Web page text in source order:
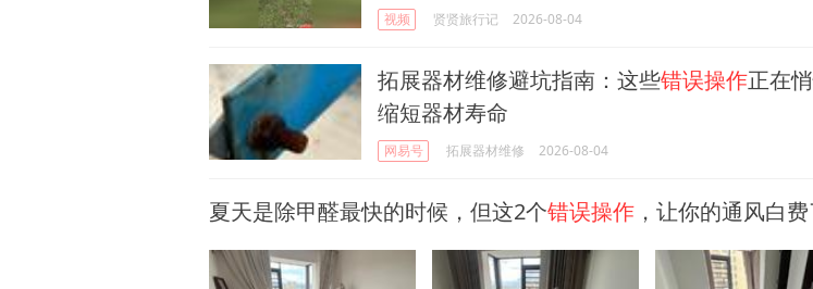
视频 贤贤旅行记 2026-08-04
拓展器材维修避坑指南：这些错误操作正在
缩短器材寿命
网易号 拓展器材维修 2026-08-04
夏天是除甲醛最快的时候，但这2个错误操作 ，让你的通风白费